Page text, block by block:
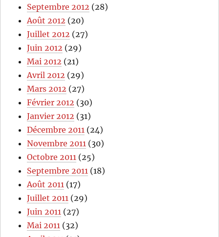
Septembre 2012 (28)
Août 2012 (20)
Juillet 2012 (27)
Juin 2012 (29)
Mai 2012 (21)
Avril 2012 (29)
Mars 2012 (27)
Février 2012 (30)
Janvier 2012 (31)
Décembre 2011 (24)
Novembre 2011 (30)
Octobre 2011 (25)
Septembre 2011 (18)
Août 2011 (17)
Juillet 2011 (29)
Juin 2011 (27)
Mai 2011 (32)